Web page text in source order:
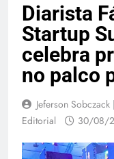
Diarista
Startup
celebra
no palco
Jeferson
Editorial
30/08/